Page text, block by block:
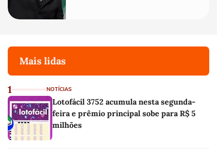
Mais lidas
1 NOTÍCIAS
Lotofácil 3752 acumula nesta segunda-
feira e prêmio principal sobe para R$ 5
milhões